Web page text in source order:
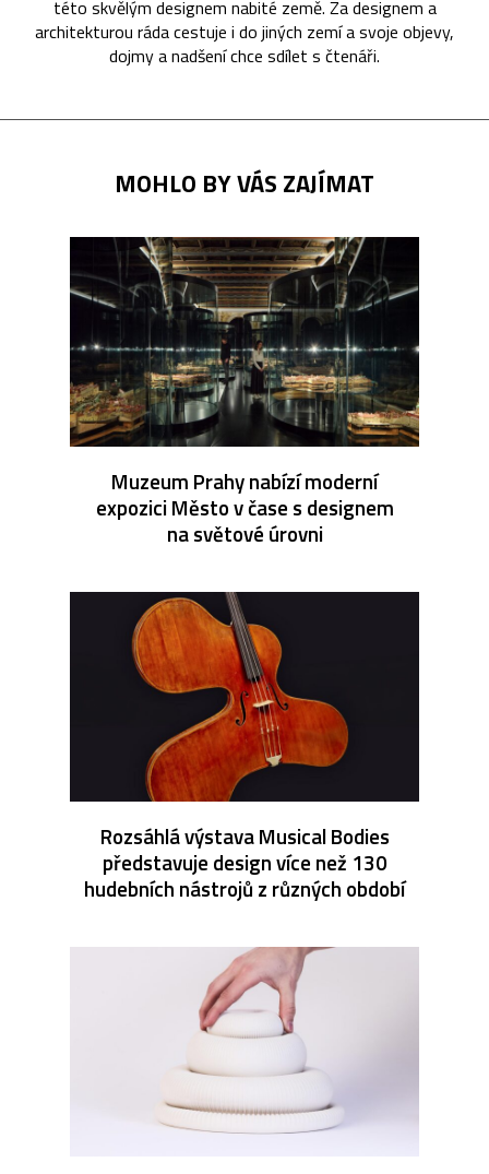
této skvělým designem nabité země. Za designem a
architekturou ráda cestuje i do jiných zemí a svoje objevy,
dojmy a nadšení chce sdílet s čtenáři.
MOHLO BY VÁS ZAJÍMAT
Muzeum Prahy nabízí moderní
expozici Město v čase s designem
na světové úrovni
Rozsáhlá výstava Musical Bodies
představuje design více než 130
hudebních nástrojů z různých období